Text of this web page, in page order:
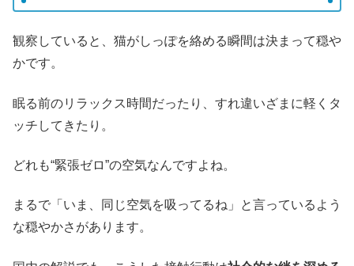
観察していると、猫がしっぽを絡める瞬間は決まって穏や
かです。
眠る前のリラックス時間だったり、すれ違いざまに軽くタ
ッチしてきたり。
どれも“緊張ゼロ”の空気なんですよね。
まるで「いま、同じ空気を吸ってるね」と言っているよう
な穏やかさがあります。